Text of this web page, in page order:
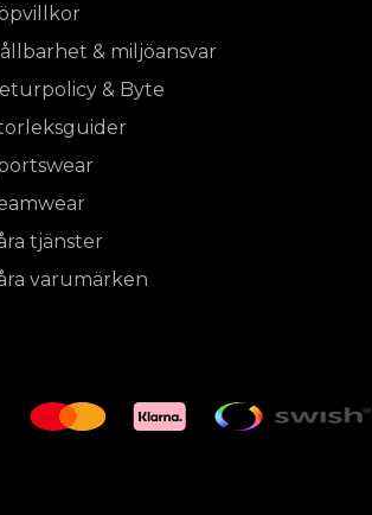
& miljöansvar
& Byte
tjänster
varumärken